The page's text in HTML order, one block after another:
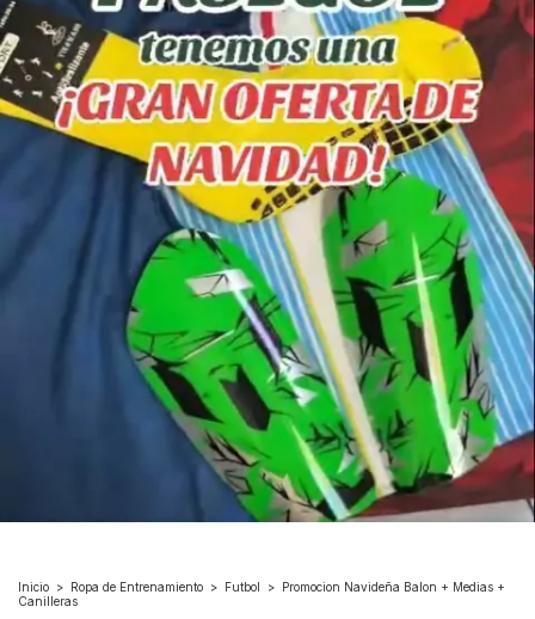
Inicio > Ropa de Entrenamiento > Futbol >
Promocion Navideña Balon + Medias +
Canilleras